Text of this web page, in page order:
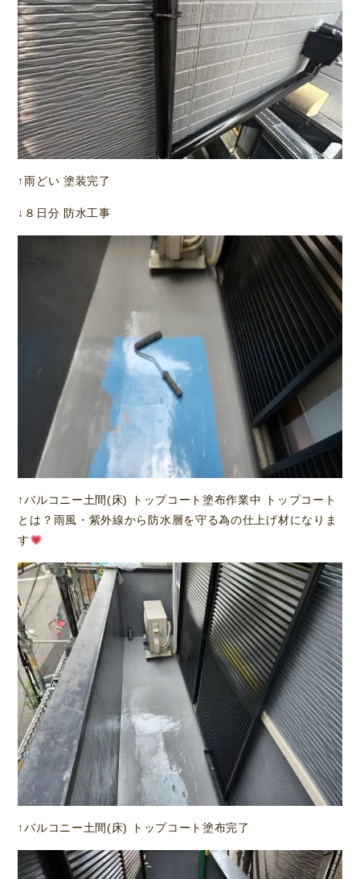
↑雨どい 塗装完了
↓８日分 防水工事
↑バルコニー土間(床) トップコート塗布作業中 トップコート
とは？雨風・紫外線から防水層を守る為の仕上げ材になりま
す
↑バルコニー土間(床) トップコート塗布完了